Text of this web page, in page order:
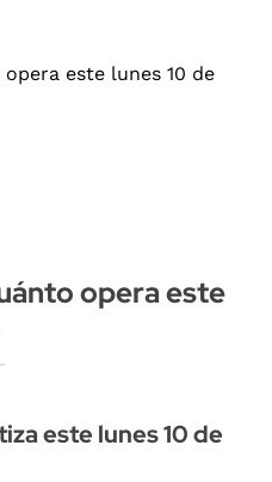
opera este
este lunes 10 de